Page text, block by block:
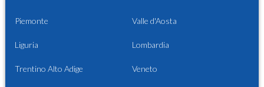
Piemonte Valle d'Aosta
Liguria Lombardia
Trentino Alto Adige Veneto